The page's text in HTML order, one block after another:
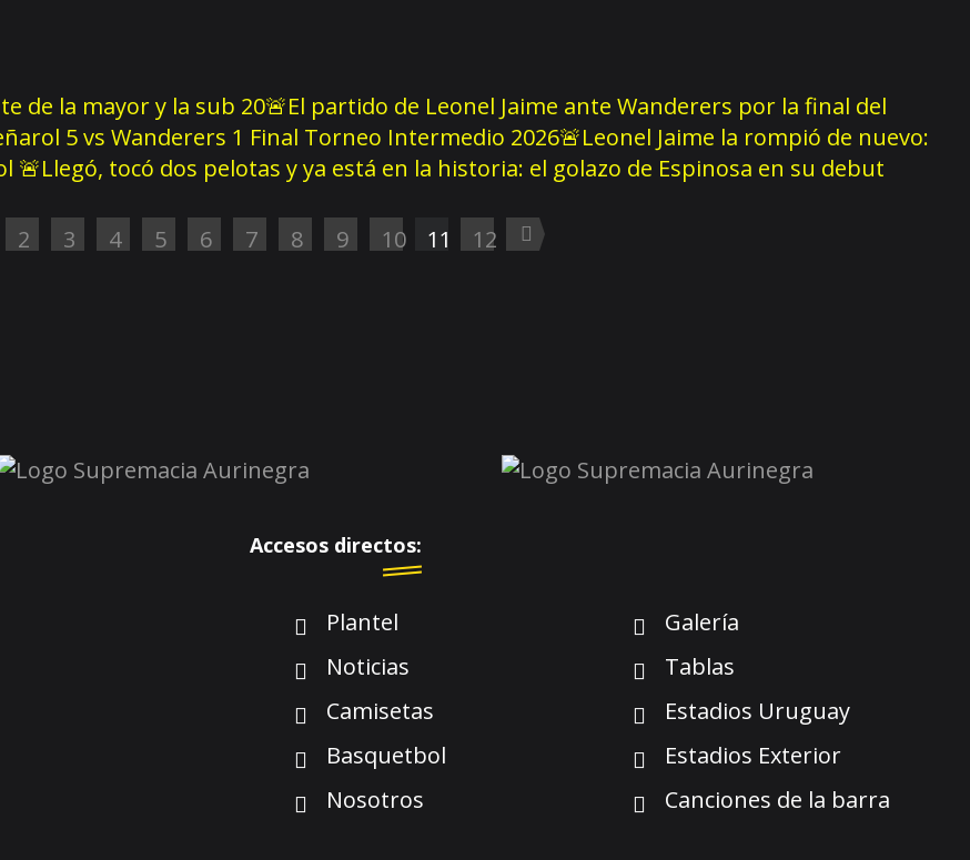
de la mayor y la sub 20🚨El partido de Leonel Jaime ante Wanderers por la final del
5 vs Wanderers 1 Final Torneo Intermedio 2026🚨Leonel Jaime la rompió de nuevo:
🚨Llegó, tocó dos pelotas y ya está en la historia: el golazo de Espinosa en su debut
2 3 4 5 6 7 8 9 10 11 12
Accesos directos:
Plantel
Galería
Noticias
Tablas
Camisetas
Estadios Uruguay
Basquetbol
Estadios Exterior
Nosotros
Canciones de la barra